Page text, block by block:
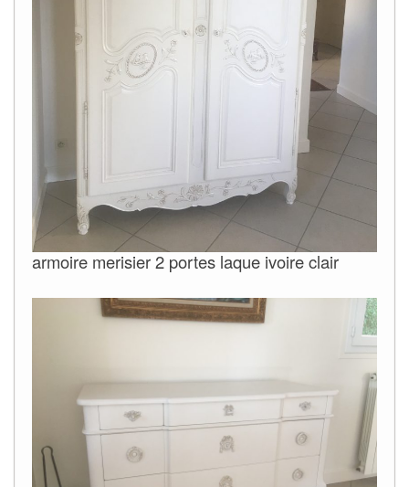
armoire merisier 2 portes laque ivoire clair